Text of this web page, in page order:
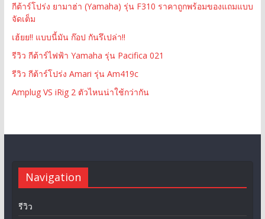
กีต้าร์โปร่ง ยามาฮ่า (Yamaha) รุ่น F310 ราคาถูกพร้อมของแถมแบบ
จัดเต็ม
เฮ้ยย!! แบบนี้มัน ก๊อป กันรึเปล่า!!
รีวิว กีต้าร์ไฟฟ้า Yamaha รุ่น Pacifica 021
รีวิว กีต้าร์โปร่ง Amari รุ่น Am419c
Amplug VS iRig 2 ตัวไหนน่าใช้กว่ากัน
Navigation
รีวิว